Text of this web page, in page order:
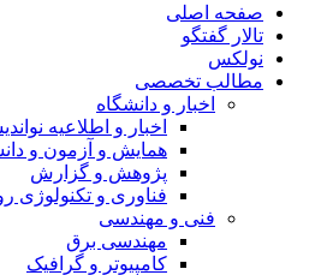
صفحه اصلی
تالار گفتگو
نولکس
مطالب تخصصی
اخبار و دانشگاه
اخبار و اطلاعیه نواندیشان
همایش و آزمون و دانشگاه
پژوهش و گزارش
فناوری و تکنولوژی روز
فنی و مهندسی
مهندسی برق
کامپیوتر و گرافیک